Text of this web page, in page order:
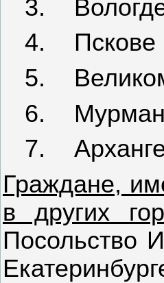
3.
4.
Пскове
5.
6.
7.
Граждане,
в других
Посольство